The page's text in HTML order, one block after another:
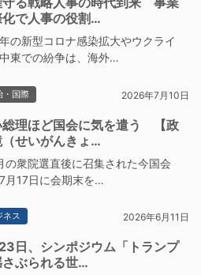
化で人事の役割…
の新型コロナ感染拡大やウクライ
東での紛争は、海外…
・国際 2026年7月10日
総理ほど国会に気を遣う 【政
（せいがんきょ…
衆院選直後に召集された今国会
月17日に会期末を…
ネス 2026年6月11日
日、シンポジウム「トランプ
さぶられる世…